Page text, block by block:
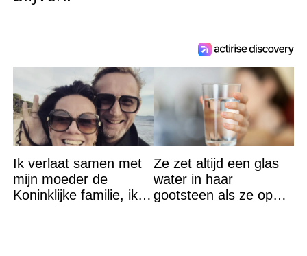
Ik verlaat samen met
mijn moeder de
Koninklijke familie, ik
Ze zet altijd een glas
water in haar
gootsteen als ze op